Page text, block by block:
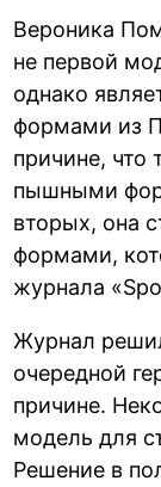
Вероника
не первой
однако
формами из
причине, что
пышными
вторых, она
формами,
журнала
Журнал
очередной
причине.
модель для
Решение в